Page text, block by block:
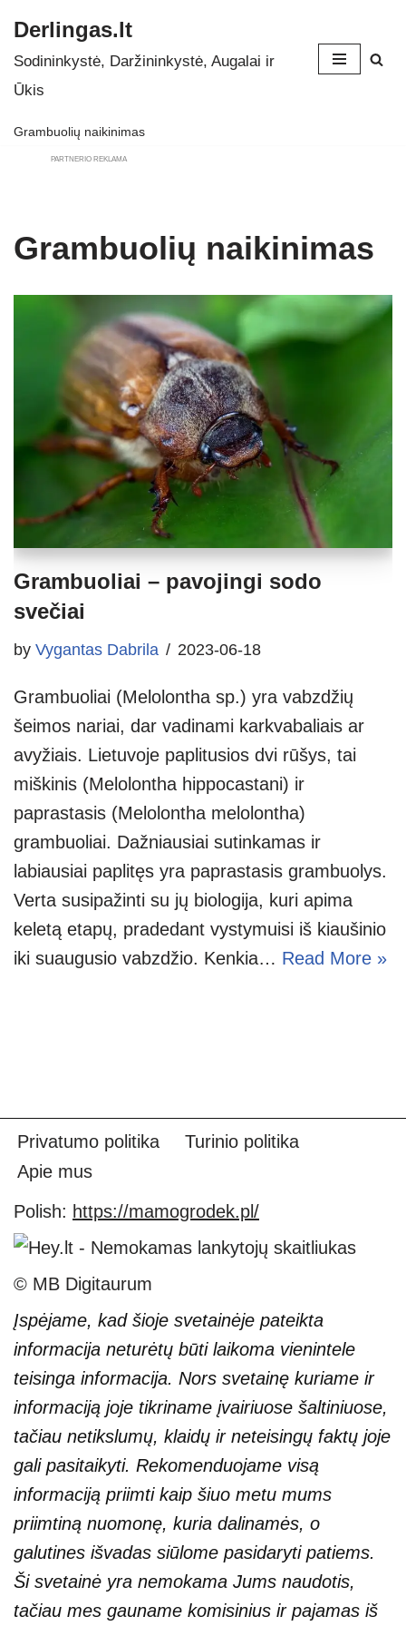
Skip
to
Derlingas.lt
Sodininkystė, Daržininkystė, Augalai ir
Ūkis
Grambuolių naikinimas
PARTNERIO REKLAMA
Grambuolių naikinimas
Grambuoliai – pavojingi sodo
svečiai
by Vygantas Dabrila 2023-06-18
Grambuoliai (Melolontha sp.) yra vabzdžių
šeimos nariai, dar vadinami karkvabaliais ar
avyžiais. Lietuvoje paplitusios dvi rūšys, tai
miškinis (Melolontha hippocastani) ir
paprastasis (Melolontha melolontha)
grambuoliai. Dažniausiai sutinkamas ir
labiausiai paplitęs yra paprastasis grambuolys.
Verta susipažinti su jų biologija, kuri apima
keletą etapų, pradedant vystymuisi iš kiaušinio
iki suaugusio vabzdžio. Kenkia… Read More »
Privatumo politika
Turinio politika
Apie mus
Polish: https://mamogrodek.pl/
© MB Digitaurum
Įspėjame, kad šioje svetainėje pateikta
informacija neturėtų būti laikoma vienintele
teisinga informacija. Nors svetainę kuriame ir
informaciją joje tikriname įvairiuose šaltiniuose,
tačiau netikslumų, klaidų ir neteisingų faktų joje
gali pasitaikyti. Rekomenduojame visą
informaciją priimti kaip šiuo metu mums
priimtiną nuomonę, kuria dalinamės, o
galutines išvadas siūlome pasidaryti patiems.
Ši svetainė yra nemokama Jums naudotis,
tačiau mes gauname komisinius ir pajamas iš